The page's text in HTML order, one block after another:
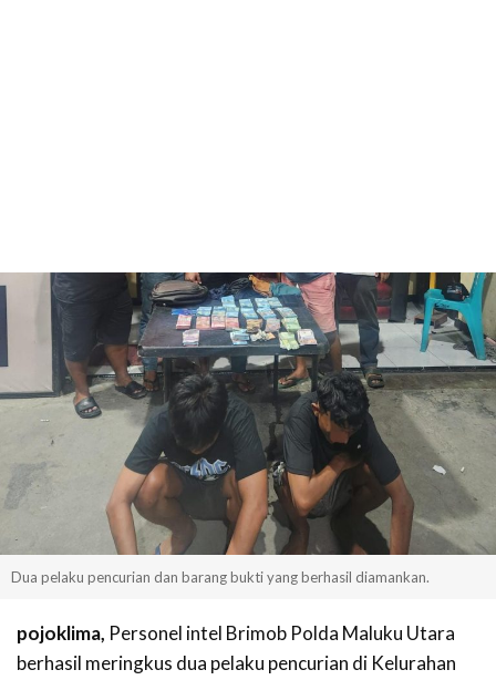
Dua pelaku pencurian dan barang bukti yang berhasil diamankan.
pojoklima, Personel intel Brimob Polda Maluku Utara
berhasil meringkus dua pelaku pencurian di Kelurahan